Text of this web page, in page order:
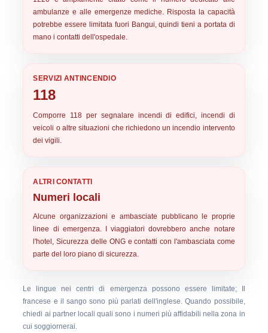
ambulanze e alle emergenze mediche. Risposta la capacità
potrebbe essere limitata fuori Bangui, quindi tieni a portata di
mano i contatti dell'ospedale.
SERVIZI ANTINCENDIO
118
Comporre 118 per segnalare incendi di edifici, incendi di
veicoli o altre situazioni che richiedono un incendio intervento
dei vigili.
ALTRI CONTATTI
Numeri locali
Alcune organizzazioni e ambasciate pubblicano le proprie
linee di emergenza. I viaggiatori dovrebbero anche notare
l'hotel, Sicurezza delle ONG e contatti con l'ambasciata come
parte del loro piano di sicurezza.
Le lingue nei centri di emergenza possono essere limitate; Il
francese e il sango sono più parlati dell'inglese. Quando possibile,
chiedi ai partner locali quali sono i numeri più affidabili nella zona in
cui soggiornerai.